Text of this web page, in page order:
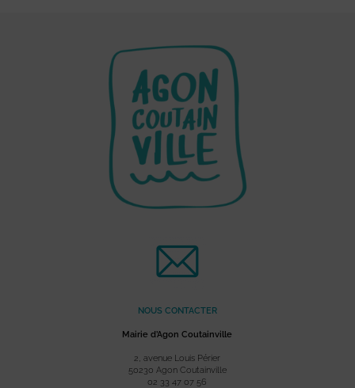
NOUS CONTACTER
Mairie d’Agon Coutainville
2, avenue Louis Périer
50230 Agon Coutainville
02 33 47 07 56